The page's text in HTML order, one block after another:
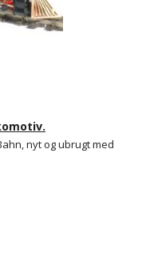
nyt og ubrugt med